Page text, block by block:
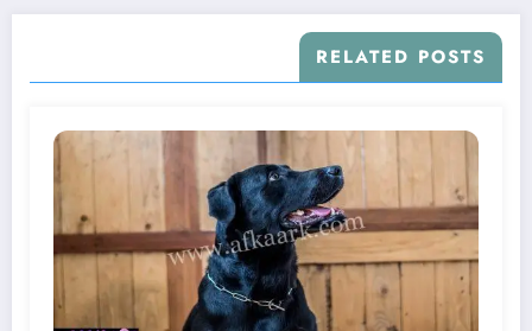
RELATED POSTS